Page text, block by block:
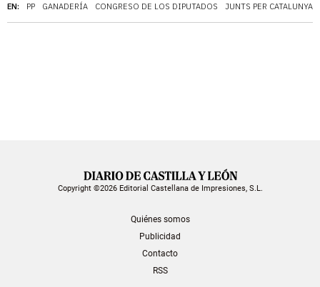
EN: PP GANADERÍA CONGRESO DE LOS DIPUTADOS JUNTS PER CATALUNYA
Copyright ©2026 Editorial Castellana de Impresiones, S.L.
Quiénes somos
Publicidad
Contacto
RSS